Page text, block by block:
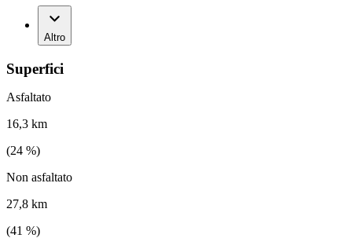
Altro
Superfici
Asfaltato
16,3 km
(24 %)
Non asfaltato
27,8 km
(41 %)